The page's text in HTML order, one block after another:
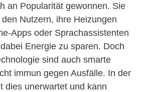
an Popularität gewonnen. Sie
Nutzern, ihre Heizungen
Apps oder Sprachassistenten
Energie zu sparen. Doch
sind auch smarte
immun gegen Ausfälle. In der
dies unerwartet und kann